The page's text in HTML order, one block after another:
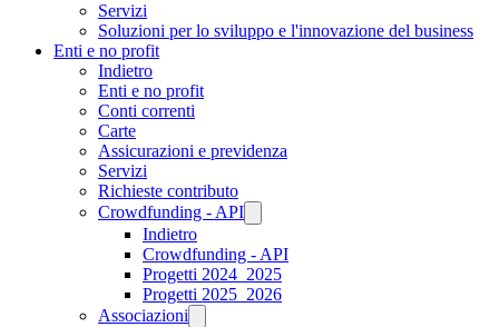
Servizi
Soluzioni per lo sviluppo e l'innovazione del business
Enti e no profit
Indietro
Enti e no profit
Conti correnti
Carte
Assicurazioni e previdenza
Servizi
Richieste contributo
Crowdfunding - API
Indietro
Crowdfunding - API
Progetti 2024_2025
Progetti 2025_2026
Associazioni